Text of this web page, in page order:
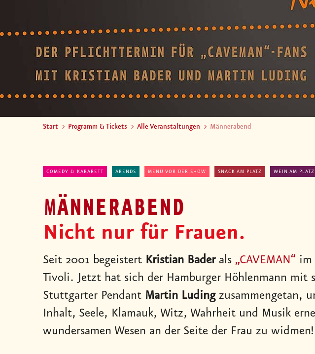
Start Programm & Tickets Alle Veranstaltungen Männerabend
COMEDY & KABARETT ABENDS MENÜ VOR DER SHOW SNACK AM PLATZ WEIN AM PLATZ
MÄNNERABEND
Nicht nur für Frauen.
Seit 2001 begeistert Kristian Baderals „CAVEMAN“ im
Tivoli. Jetzt hat sich der Hamburger Höhlenmann mit
Stuttgarter Pendant Martin Ludingzusammengetan,
Inhalt, Seele, Klamauk, Witz, Wahrheit und Musik
wundersamen Wesen an der Seite der Frau zu widmen!